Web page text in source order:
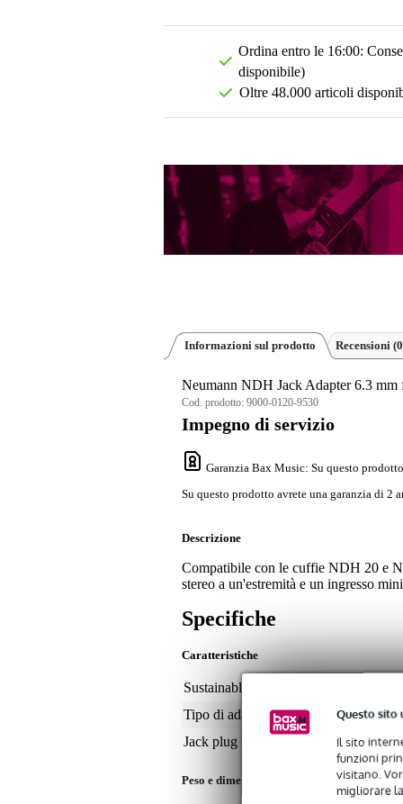
Questo sito
Il sito
funzioni
visitano.
migliorare
Ordina entro le 16:00:
disponibile)
Oltre 48.000 articoli
Informazioni sul prodotto Recensioni
Neumann NDH Jack Adapter 6.3
Cod. prodotto: 9000-0120-9530
Impegno di servizio
Garanzia Bax Music: Su questo
Su questo prodotto avrete una garanzia di 2
Descrizione
Compatibile con le cuffie NDH 20 e
stereo a un'estremità e un ingresso
Specifiche
Caratteristiche
Sustainable product
Tipo di adattatore
Jack plug type
1
Peso e dimensioni imballaggio incluso